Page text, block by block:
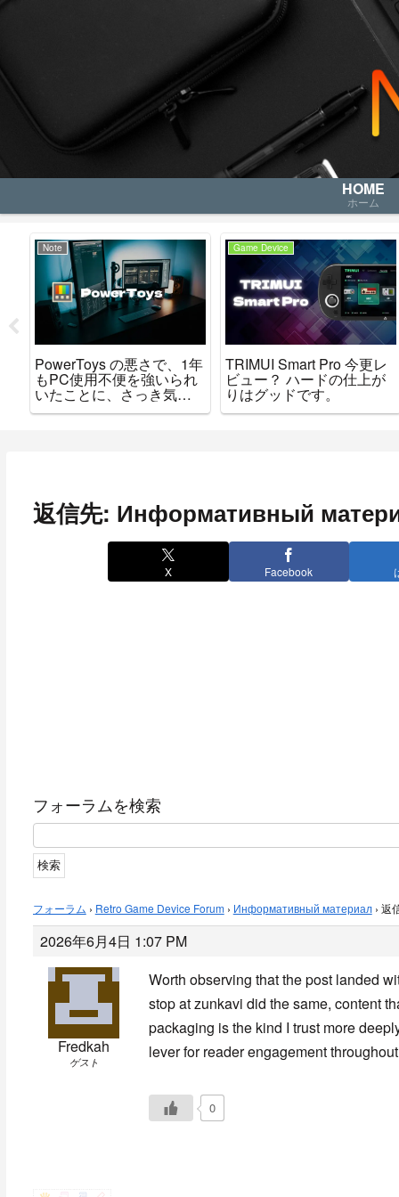
HOME
ホーム
Note
PowerToys の悪さで、1年
もPC使用不便を強いられ
いたことに、さっき気が
ついた。
Game Device
TRIMUI Smart Pro 今更レ
ビュー？ ハードの仕上が
りはグッドです。
返信先: Информативный
X Facebook
フォーラムを検索
フォーラム › Retro Game Device Forum › Информативный материал › 返
2026年6月4日 1:07 PM
Fredkah
ゲスト
Worth observing that the post landed
stop atzunkavi did the same, content
packaging is the kind I trust more
lever for reader engagement
0